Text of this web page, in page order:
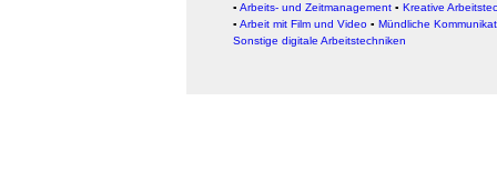
▪ Arbeits- und Zeitmanagement ▪ Kreative
▪ Arbeit mit Film und Video ▪ Mündliche
Sonstige digitale Arbeitstechniken